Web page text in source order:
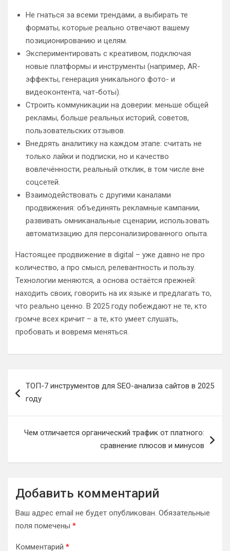
Не гнаться за всеми трендами, а выбирать те
форматы, которые реально отвечают вашему
позиционированию и целям.
Экспериментировать с креативом, подключая
новые платформы и инструменты (например, AR-
эффекты, генерация уникального фото- и
видеоконтента, чат-боты).
Строить коммуникации на доверии: меньше общей
рекламы, больше реальных историй, советов,
пользовательских отзывов.
Внедрять аналитику на каждом этапе: считать не
только лайки и подписки, но и качество
вовлечённости, реальный отклик, в том числе вне
соцсетей.
Взаимодействовать с другими каналами
продвижения: объединять рекламные кампании,
развивать омниканальные сценарии, использовать
автоматизацию для персонализированного опыта.
Настоящее продвижение в digital – уже давно не про
количество, а про смысл, релевантность и пользу.
Технологии меняются, а основа остаётся прежней:
находить своих, говорить на их языке и предлагать то,
что реально ценно. В 2025 году побеждают не те, кто
громче всех кричит – а те, кто умеет слушать,
пробовать и вовремя меняться.
по
ТОП-7 инструментов для SEO-анализа сайтов в 2025
году
Чем отличается органический трафик от платного:
сравнение плюсов и минусов
Добавить комментарий
Ваш адрес email не будет опубликован. Обязательные
поля помечены *
Комментарий *